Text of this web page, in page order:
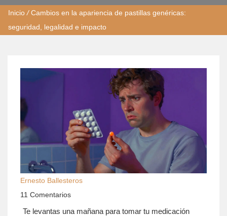
Inicio /Cambios en la apariencia de pastillas genéricas:
seguridad, legalidad e impacto
Ernesto Ballesteros
11 Comentarios
Te levantas una mañana para tomar tu medicación